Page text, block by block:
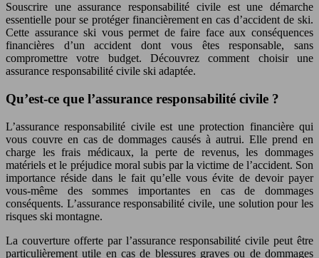
Souscrire une assurance responsabilité civile est une démarche
essentielle pour se protéger financièrement en cas d’accident de ski.
Cette assurance ski vous permet de faire face aux conséquences
financières d’un accident dont vous êtes responsable, sans
compromettre votre budget. Découvrez comment choisir une
assurance responsabilité civile ski adaptée.
Qu’est-ce que l’assurance responsabilité civile ?
L’assurance responsabilité civile est une protection financière qui
vous couvre en cas de dommages causés à autrui. Elle prend en
charge les frais médicaux, la perte de revenus, les dommages
matériels et le préjudice moral subis par la victime de l’accident. Son
importance réside dans le fait qu’elle vous évite de devoir payer
vous-même des sommes importantes en cas de dommages
conséquents. L’assurance responsabilité civile, une solution pour les
risques ski montagne.
La couverture offerte par l’assurance responsabilité civile peut être
particulièrement utile en cas de blessures graves ou de dommages